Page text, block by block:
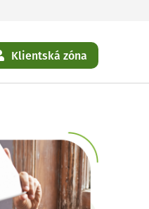
Klientská zóna